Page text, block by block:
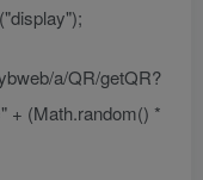
"display");
a/QR/getQR?
" + (Math.random() *